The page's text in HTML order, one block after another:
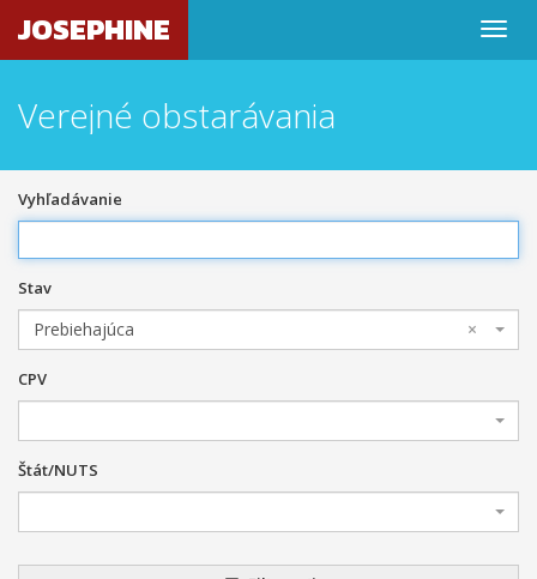
JOSEPHINE
Verejné obstarávania
Vyhľadávanie
Stav
×
Prebiehajúca
CPV
Štát/NUTS